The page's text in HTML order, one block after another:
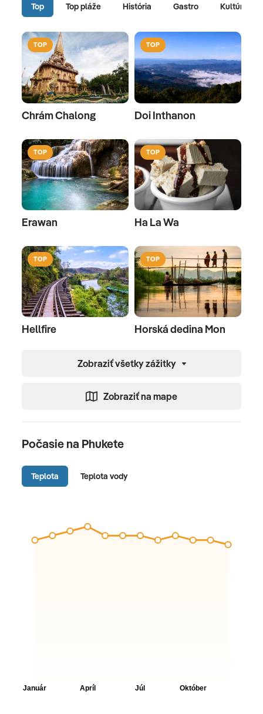
Top Top pláže História Gastro Kultúra
TOP
Chrám Chalong
TOP
Doi Inthanon
TOP
Erawan
TOP
Ha La Wa
TOP
Hellfire
TOP
Horská dedina Mon
Zobraziť všetky zážitky
Zobraziť na mape
Počasie na Phukete
Teplota Teplota vody